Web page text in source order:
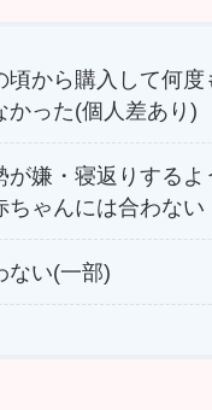
頃から購入して何度
かった(個人差あり)
が嫌・寝返りするよ
ちゃんには合わない
ない(一部)